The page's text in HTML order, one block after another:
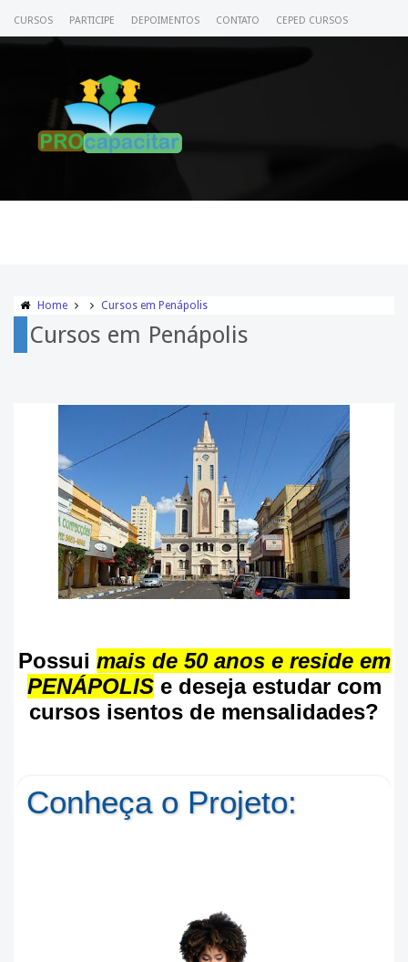
CURSOS PARTICIPE DEPOIMENTOS CONTATO CEPED CURSOS
Home Cursos em Penápolis
Cursos em Penápolis
Possui mais de 50 anos e reside em
PENÁPOLISe deseja estudar com
cursos isentos de mensalidades?